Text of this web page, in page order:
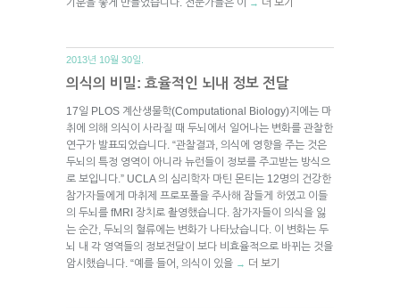
→
2013년 10월 30일.
의식의 비밀: 효율적인 뇌내 정보 전달
17일 PLOS 계산생물학(Computational Biology)지에는 마
취에 의해 의식이 사라질 때 두뇌에서 일어나는 변화를 관찰한
연구가 발표되었습니다. “관찰결과, 의식에 영향을 주는 것은
두뇌의 특정 영역이 아니라 뉴런들이 정보를 주고받는 방식으
로 보입니다.” UCLA 의 심리학자 마틴 몬티는 12명의 건강한
참가자들에게 마취제 프로포폴을 주사해 잠들게 하였고 이들
의 두뇌를 fMRI 장치로 촬영했습니다. 참가자들이 의식을 잃
는 순간, 두뇌의 혈류에는 변화가 나타났습니다. 이 변화는 두
뇌 내 각 영역들의 정보전달이 보다 비효율적으로 바뀌는 것을
암시했습니다. “예를 들어, 의식이 있을 → 더 보기